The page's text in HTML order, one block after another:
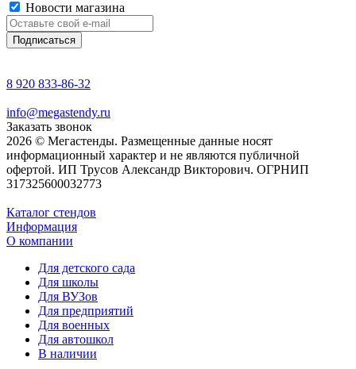
Новости магазина
8 920 833-86-32
info@megastendy.ru
Заказать звонок
2026 © Мегастенды. Размещенные данные носят
информационный характер и не являются публичной
офертой. ИП Трусов Александр Викторович. ОГРНИП
317325600032773
Каталог стендов
Информация
О компании
Для детского сада
Для школы
Для ВУЗов
Для предприятий
Для военных
Для автошкол
В наличии